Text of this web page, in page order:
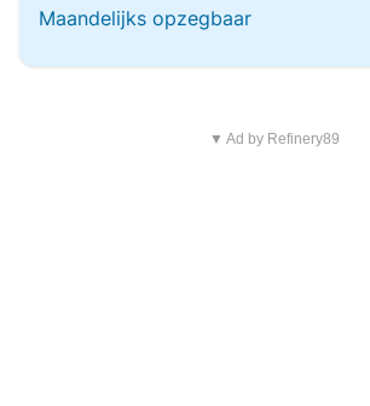
Maandelijks opzegbaar
▼ Ad by Refinery89